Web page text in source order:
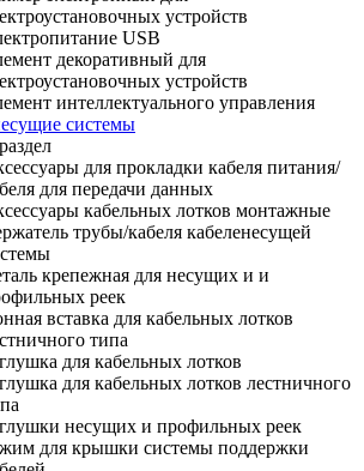
устройств
USB
декоративный для
устройств
интеллектуального управления
системы
для прокладки кабеля питания/
для передачи данных
кабельных лотков монтажные
трубы/кабеля кабеленесущей
крепежная для несущих и и
реек
вставка для кабельных лотков
типа
для кабельных лотков
для кабельных лотков лестничного
несущих и профильных реек
для крышки системы поддержки